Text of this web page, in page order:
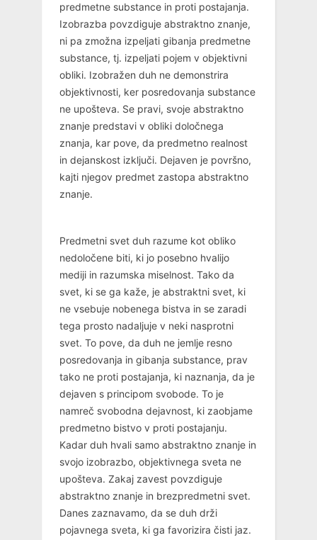
predmetne substance in proti postajanja.
Izobrazba povzdiguje abstraktno znanje,
ni pa zmožna izpeljati gibanja predmetne
substance, tj. izpeljati pojem v objektivni
obliki. Izobražen duh ne demonstrira
objektivnosti, ker posredovanja substance
ne upošteva. Se pravi, svoje abstraktno
znanje predstavi v obliki določnega
znanja, kar pove, da predmetno realnost
in dejanskost izključi. Dejaven je površno,
kajti njegov predmet zastopa abstraktno
znanje.
Predmetni svet duh razume kot obliko
nedoločene biti, ki jo posebno hvalijo
mediji in razumska miselnost. Tako da
svet, ki se ga kaže, je abstraktni svet, ki
ne vsebuje nobenega bistva in se zaradi
tega prosto nadaljuje v neki nasprotni
svet. To pove, da duh ne jemlje resno
posredovanja in gibanja substance, prav
tako ne proti postajanja, ki naznanja, da je
dejaven s principom svobode. To je
namreč svobodna dejavnost, ki zaobjame
predmetno bistvo v proti postajanju.
Kadar duh hvali samo abstraktno znanje in
svojo izobrazbo, objektivnega sveta ne
upošteva. Zakaj zavest povzdiguje
abstraktno znanje in brezpredmetni svet.
Danes zaznavamo, da se duh drži
pojavnega sveta, ki ga favorizira čisti jaz.